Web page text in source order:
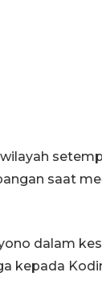
saat
dalam
kepada